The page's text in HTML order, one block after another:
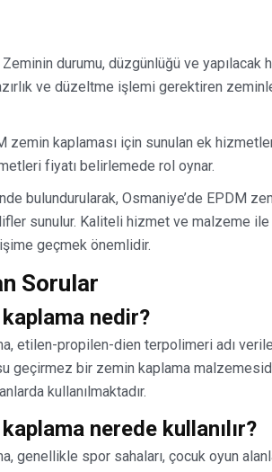
Zeminin durumu, düzgünlüğü ve yapılacak
ve düzeltme işlemi gerektiren
zemin kaplaması için sunulan ek
fiyatı belirlemede rol oynar.
bulundurularak, Osmaniye’de EPDM
sunulur. Kaliteli hizmet ve malzeme ile
geçmek önemlidir.
Sorular
nedir?
etilen-propilen-dien terpolimeri adı
geçirmez bir zemin kaplama
kullanılmaktadır.
nerede kullanılır?
genellikle spor sahaları, çocuk oyun